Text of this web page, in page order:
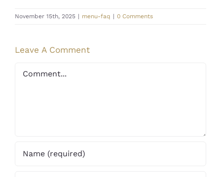
November 15th, 2025 | menu-faq | 0 Comments
Leave A Comment